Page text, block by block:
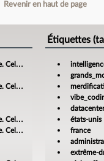
Revenir en haut de page
Étiquettes
datacenter
états-unis
france
extrême-